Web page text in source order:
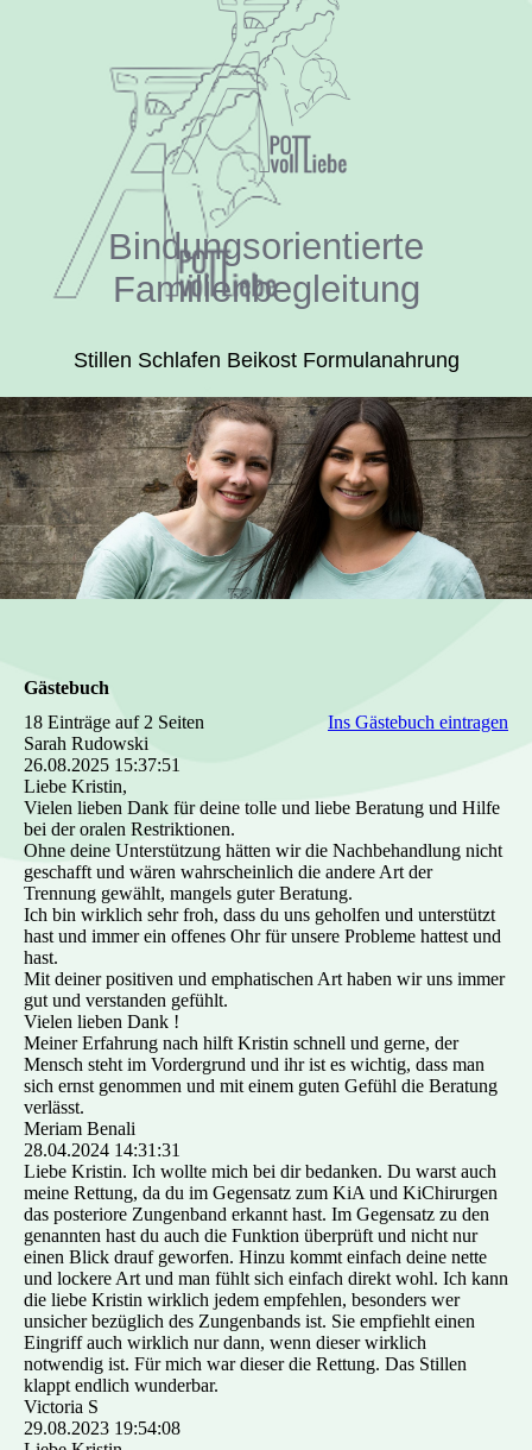
Bindungsorientierte
Familienbegleitung
Stillen Schlafen Beikost Formulanahrung
Gästebuch
18 Einträge auf 2 Seiten
Ins Gästebuch eintragen
Sarah Rudowski
26.08.2025 15:37:51
Liebe Kristin,
Vielen lieben Dank für deine tolle und liebe Beratung und Hilfe
bei der oralen Restriktionen.
Ohne deine Unterstützung hätten wir die Nachbehandlung nicht
geschafft und wären wahrscheinlich die andere Art der
Trennung gewählt, mangels guter Beratung.
Ich bin wirklich sehr froh, dass du uns geholfen und unterstützt
hast und immer ein offenes Ohr für unsere Probleme hattest und
hast.
Mit deiner positiven und emphatischen Art haben wir uns immer
gut und verstanden gefühlt.
Vielen lieben Dank !
Meiner Erfahrung nach hilft Kristin schnell und gerne, der
Mensch steht im Vordergrund und ihr ist es wichtig, dass man
sich ernst genommen und mit einem guten Gefühl die Beratung
verlässt.
Meriam Benali
28.04.2024 14:31:31
Liebe Kristin. Ich wollte mich bei dir bedanken. Du warst auch
meine Rettung, da du im Gegensatz zum KiA und KiChirurgen
das posteriore Zungenband erkannt hast. Im Gegensatz zu den
genannten hast du auch die Funktion überprüft und nicht nur
einen Blick drauf geworfen. Hinzu kommt einfach deine nette
und lockere Art und man fühlt sich einfach direkt wohl. Ich kann
die liebe Kristin wirklich jedem empfehlen, besonders wer
unsicher bezüglich des Zungenbands ist. Sie empfiehlt einen
Eingriff auch wirklich nur dann, wenn dieser wirklich
notwendig ist. Für mich war dieser die Rettung. Das Stillen
klappt endlich wunderbar.
Victoria S
29.08.2023 19:54:08